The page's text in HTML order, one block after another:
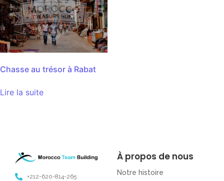
Chasse au trésor à Rabat
Lire la suite
+212-620-814-265
À propos de nous
Notre histoire